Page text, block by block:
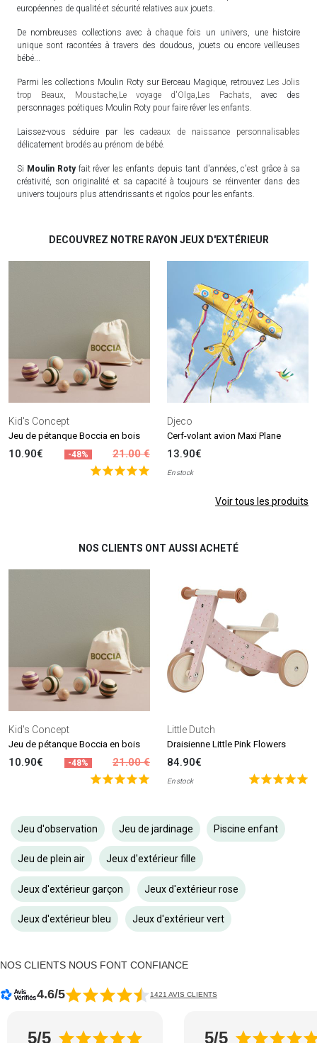
européennes de qualité et sécurité relatives aux jouets.
De nombreuses collections avec à chaque fois un univers, une histoire
unique sont racontées à travers des doudous, jouets ou encore veilleuses
bébé...
Parmi les collections Moulin Roty sur Berceau Magique, retrouvez Les Jolis
trop Beaux
Moustache Le voyage d'Olga Les Pachats , avec des
personnages poétiques Moulin Roty pour faire rêver les enfants.
Laissez-vous séduire par lescadeaux de naissance personnalisables
délicatement brodés au prénom de bébé.
Si Moulin Rotyfait rêver les enfants depuis tant d'années, c'est grâce à sa
créativité, son originalité et sa capacité à toujours se réinventer dans des
univers toujours plus attendrissants et rigolos pour les enfants.
DECOUVREZ NOTRE RAYON JEUX D'EXTÉRIEUR
Kid's Concept
Jeu de pétanque Boccia en bois
10.90€ -48% 21.00 €
Djeco
Cerf-volant avion Maxi Plane
13.90€
En stock
Voir tous les produits
NOS CLIENTS ONT AUSSI ACHETÉ
Kid's Concept
Jeu de pétanque Boccia en bois
10.90€ -48% 21.00 €
Little Dutch
Draisienne Little Pink Flowers
84.90€
En stock
Jeu d'observation Jeu de jardinage Piscine enfant
Jeu de plein air Jeux d'extérieur fille
Jeux d'extérieur garçon Jeux d'extérieur rose
Jeux d'extérieur bleu Jeux d'extérieur vert
NOS CLIENTS NOUS FONT CONFIANCE
4.6/5 1421 AVIS CLIENTS
5/5 5/5